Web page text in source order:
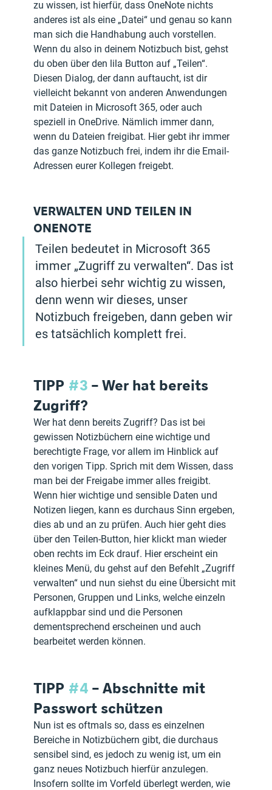
zu wissen, ist hierfür, dass OneNote nichts
anderes ist als eine „Datei“ und genau so kann
man sich die Handhabung auch vorstellen.
Wenn du also in deinem Notizbuch bist, gehst
du oben über den lila Button auf „Teilen“.
Diesen Dialog, der dann auftaucht, ist dir
vielleicht bekannt von anderen Anwendungen
mit Dateien in Microsoft 365, oder auch
speziell in OneDrive. Nämlich immer dann,
wenn du Dateien freigibat. Hier gebt ihr immer
das ganze Notizbuch frei, indem ihr die Email-
Adressen eurer Kollegen freigebt.
VERWALTEN UND TEILEN IN
ONENOTE
Teilen bedeutet in Microsoft 365
immer „Zugriff zu verwalten“. Das ist
also hierbei sehr wichtig zu wissen,
denn wenn wir dieses, unser
Notizbuch freigeben, dann geben wir
es tatsächlich komplett frei.
TIPP #3 – Wer hat bereits
Zugriff?
Wer hat denn bereits Zugriff? Das ist bei
gewissen Notizbüchern eine wichtige und
berechtigte Frage, vor allem im Hinblick auf
den vorigen Tipp. Sprich mit dem Wissen, dass
man bei der Freigabe immer alles freigibt.
Wenn hier wichtige und sensible Daten und
Notizen liegen, kann es durchaus Sinn ergeben,
dies ab und an zu prüfen. Auch hier geht dies
über den Teilen-Button, hier klickt man wieder
oben rechts im Eck drauf. Hier erscheint ein
kleines Menü, du gehst auf den Befehlt „Zugriff
verwalten“ und nun siehst du eine Übersicht mit
Personen, Gruppen und Links, welche einzeln
aufklappbar sind und die Personen
dementsprechend erscheinen und auch
bearbeitet werden können.
TIPP #4 – Abschnitte mit
Passwort schützen
Nun ist es oftmals so, dass es einzelnen
Bereiche in Notizbüchern gibt, die durchaus
sensibel sind, es jedoch zu wenig ist, um ein
ganz neues Notizbuch hierfür anzulegen.
Insofern sollte im Vorfeld überlegt werden, wie